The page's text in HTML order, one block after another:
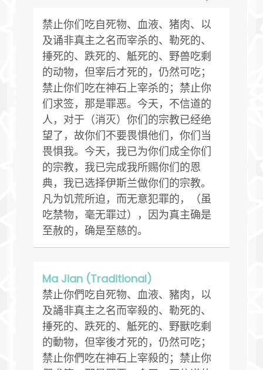
禁止你们吃自死物、血液、猪肉、以
及诵非真主之名而宰杀的、勒死的、
捶死的、跌死的、觝死的、野兽吃剩
的动物，但宰后才死的，仍然可吃；
禁止你们吃在神石上宰杀的；禁止你
们求签，那是罪恶。今天，不信道的
人，对于（消灭）你们的宗教已经绝
望了，故你们不要畏惧他们，你们当
畏惧我。今天，我已为你们成全你们
的宗教，我已完成我所赐你们的恩
典，我已选择伊斯兰做你们的宗教。
凡为饥荒所迫，而无意犯罪的，（虽
吃禁物，毫无罪过），因为真主确是
至赦的，确是至慈的。
Ma Jian (Traditional)
禁止你們吃自死物、血液、豬肉，以
及誦非真主之名而宰殺的、勒死的、
捶死的、跌死的、觝死的、野獸吃剩
的動物，但宰後才死的，仍然可吃；
禁止你們吃在神石上宰殺的；禁止你